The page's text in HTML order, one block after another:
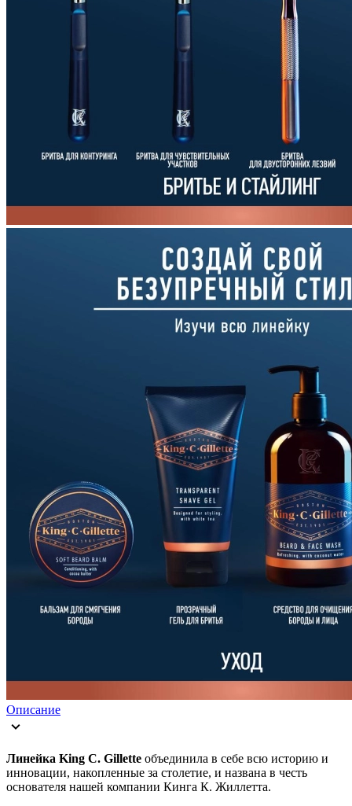
Описание
Линейка King C. Gillette объединила в себе всю историю и
инновации, накопленные за столетие, и названа в честь
основателя нашей компании Кинга К. Жиллетта.